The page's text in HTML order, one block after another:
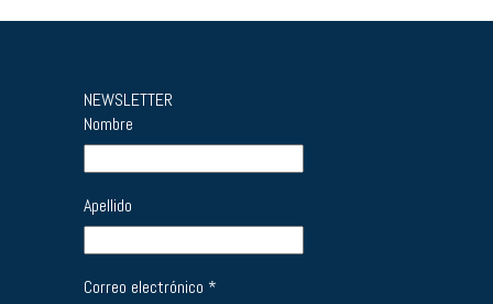
NEWSLETTER
Nombre
Apellido
Correo electrónico *